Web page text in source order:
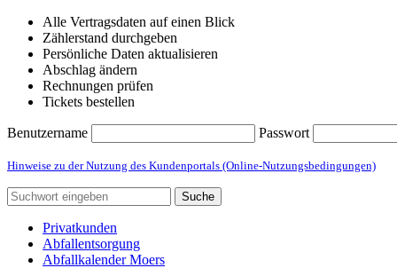
Alle Vertragsdaten auf einen Blick
Zählerstand durchgeben
Persönliche Daten aktualisieren
Abschlag ändern
Rechnungen prüfen
Tickets bestellen
Benutzername Passwort
Hinweise zu der Nutzung des Kundenportals (Online-Nutzungsbedingungen)
Suche
Privatkunden
Abfallentsorgung
Abfallkalender Moers